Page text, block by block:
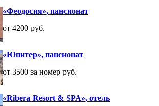
«Феодосия», пансионат
от 4200 руб.
«Юпитер», пансионат
от 3500 за номер руб.
«Ribera Resort & SPA», отель